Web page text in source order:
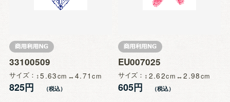
33100509
サイズ 5.63 4.71
825円
EU007025
サイズ 2.62 2.98
605円